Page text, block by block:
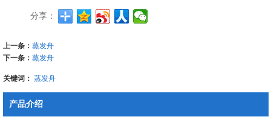
分享：
上一条： 蒸发舟
下一条： 蒸发舟
关键词： 蒸发舟
产品介绍